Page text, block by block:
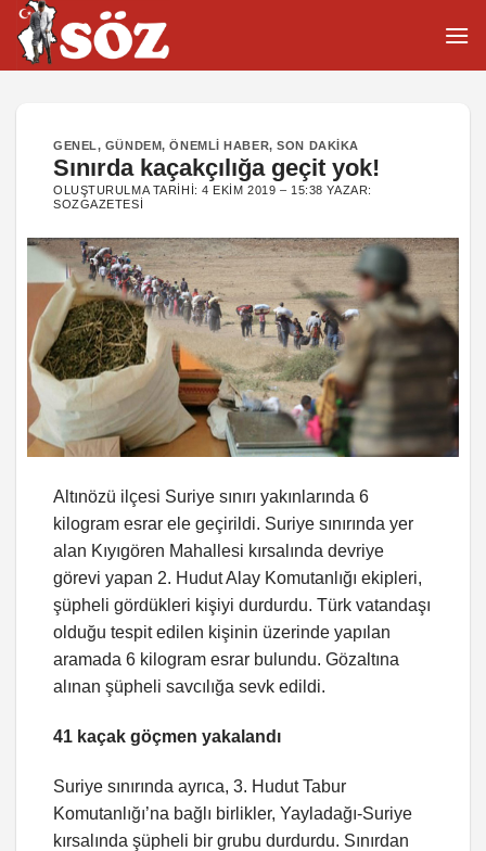
İçeriğe
atla
GENEL, GÜNDEM,ÖNEMLI HABER,SON DAKIKA
Sınırda kaçakçılığa geçit yok!
OLUŞTURULMA TARIHI:4 EKIM 2019 – 15:38 YAZAR:
SOZGAZETESI
Altınözü ilçesi Suriye sınırı yakınlarında 6
kilogram esrar ele geçirildi. Suriye sınırında yer
alan Kıyıgören Mahallesi kırsalında devriye
görevi yapan 2. Hudut Alay Komutanlığı ekipleri,
şüpheli gördükleri kişiyi durdurdu. Türk vatandaşı
olduğu tespit edilen kişinin üzerinde yapılan
aramada 6 kilogram esrar bulundu. Gözaltına
alınan şüpheli savcılığa sevk edildi.
41 kaçak göçmen yakalandı
Suriye sınırında ayrıca, 3. Hudut Tabur
Komutanlığı’na bağlı birlikler, Yayladağı-Suriye
kırsalında şüpheli bir grubu durdurdu. Sınırdan